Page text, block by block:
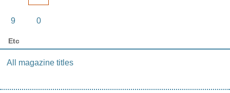
9 0
Etc
All magazine titles